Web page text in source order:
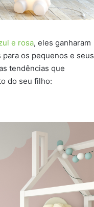
e rosa, eles ganharam
os pequenos e seus
tendências que
do seu filho: